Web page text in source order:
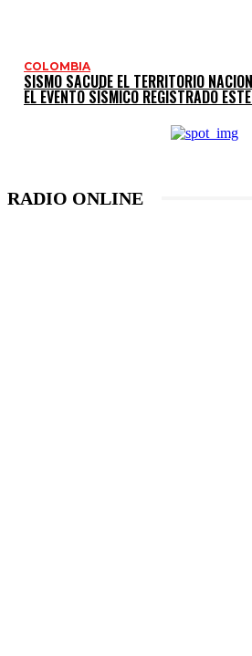
COLOMBIA
SISMO SACUDE EL TERRITORIO
EL EVENTO SÍSMICO REGISTRADO
RADIO ONLINE